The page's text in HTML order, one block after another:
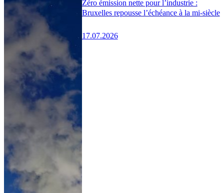
Zéro émission nette pour l’industrie :
Bruxelles repousse l’échéance à la mi-siècle
17.07.2026